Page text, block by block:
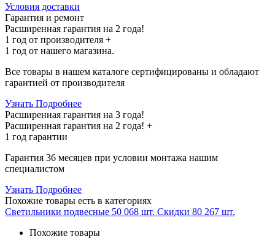
Условия доставки
Гарантия и ремонт
Расширенная гарантия на 2 года!
1 год от производителя +
1 год от нашего магазина.
Все товары в нашем каталоге сертифицированы и обладают
гарантией от производителя
Узнать Подробнее
Расширенная гарантия на 3 года!
Расширенная гарантия на 2 года! +
1 год гарантии
Гарантия 36 месяцев при условии монтажа нашим
специалистом
Узнать Подробнее
Похожие товары есть в категориях
Светильники подвесные 50 068 шт. Скидки 80 267 шт.
Похожие товары